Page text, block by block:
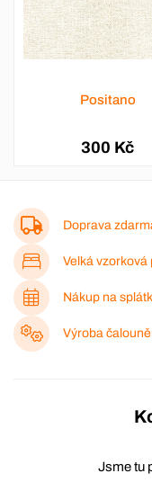
Positano
300 Kč
Doprava
Velká vzorková
Nákup na
Výroba
Jsme tu